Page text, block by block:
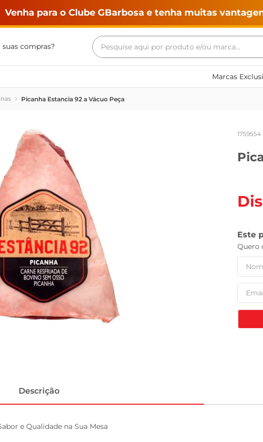
Venha para o Clube GBarbosa e tenha muitas
compras?
Pesquise aqui por produto e/ou marca...
Marcas
Picanha Estancia 92 a Vácuo Peça
1759554
Descrição
e Qualidade na Sua Mesa
Termos mais buscados
maquina lavar